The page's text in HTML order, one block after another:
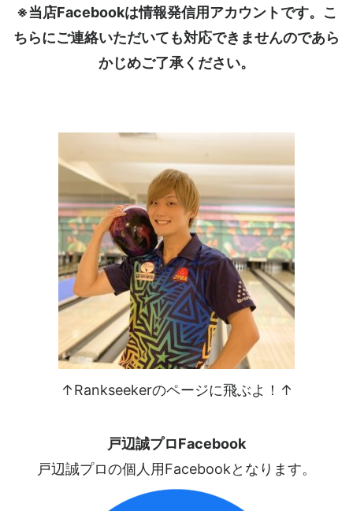
※当店Facebookは情報発信用アカウントです。こ
ちらにご連絡いただいても対応できませんのであら
かじめご了承ください。
↑Rankseekerのページに飛ぶよ！↑
戸辺誠プロFacebook
戸辺誠プロの個人用Facebookとなります。